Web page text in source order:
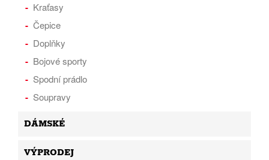
Kraťasy
Čepice
Doplňky
Bojové sporty
Spodní prádlo
Soupravy
DÁMSKÉ
VÝPRODEJ